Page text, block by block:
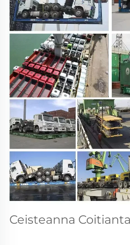
Ceisteanna Coitianta